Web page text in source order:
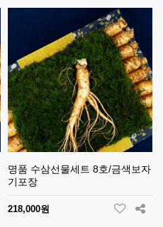
명품 수삼선물세트 8호/금색보자
기포장
218,000원